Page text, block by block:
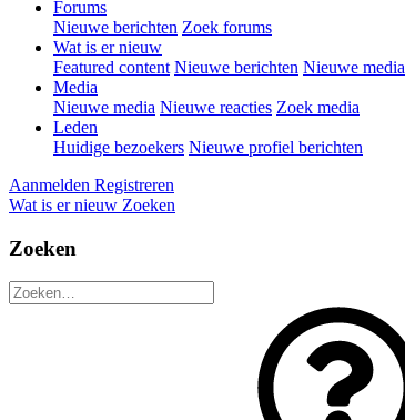
Forums
Nieuwe berichten Zoek forums
Wat is er nieuw
Featured content Nieuwe berichten Nieuwe media
Media
Nieuwe media Nieuwe reacties Zoek media
Leden
Huidige bezoekers Nieuwe profiel berichten
Aanmelden Registreren
Wat is er nieuw Zoeken
Zoeken